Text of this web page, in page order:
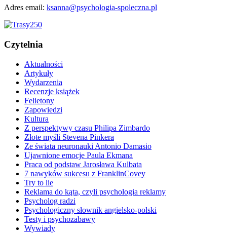
Adres email: ksanna@psychologia-spoleczna.pl
Czytelnia
Aktualności
Artykuły
Wydarzenia
Recenzje książek
Felietony
Zapowiedzi
Kultura
Z perspektywy czasu Philipa Zimbardo
Złote myśli Stevena Pinkera
Ze świata neuronauki Antonio Damasio
Ujawnione emocje Paula Ekmana
Praca od podstaw Jarosława Kulbata
7 nawyków sukcesu z FranklinCovey
Try to lie
Reklama do kąta, czyli psychologia reklamy
Psycholog radzi
Psychologiczny słownik angielsko-polski
Testy i psychozabawy
Wywiady